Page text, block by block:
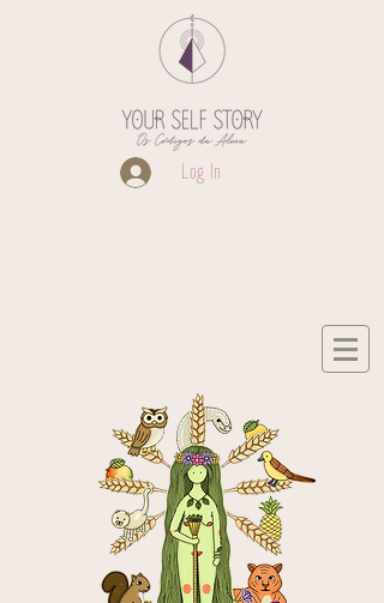
Log In